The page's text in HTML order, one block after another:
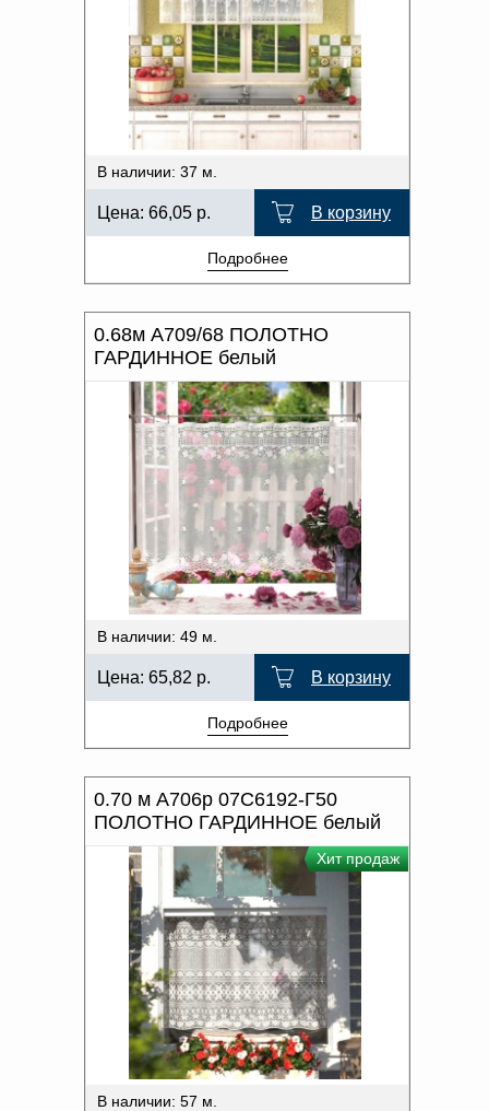
В наличии: 37 м.
Цена: 66,05 р. В корзину
Подробнее
0.68м А709/68 ПОЛОТНО
ГАРДИННОЕ белый
В наличии: 49 м.
Цена: 65,82 р. В корзину
Подробнее
0.70 м А706р 07С6192-Г50
ПОЛОТНО ГАРДИННОЕ белый
Хит продаж
В наличии: 57 м.